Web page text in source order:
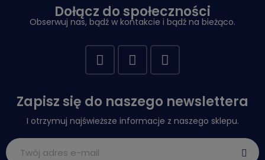
Dołącz do społeczności
Obserwuj nas, bądź w kontakcie i bądź na bieżąco.
Zapisz się do naszego newslettera
I otrzymuj najświeższe informacje z naszego sklepu.